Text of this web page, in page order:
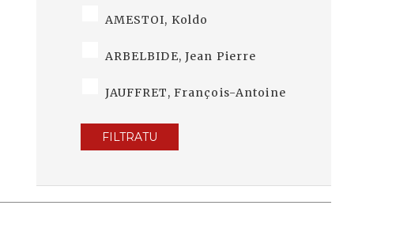
AMESTOI, Koldo
ARBELBIDE, Jean Pierre
JAUFFRET, François-Antoine
FILTRATU